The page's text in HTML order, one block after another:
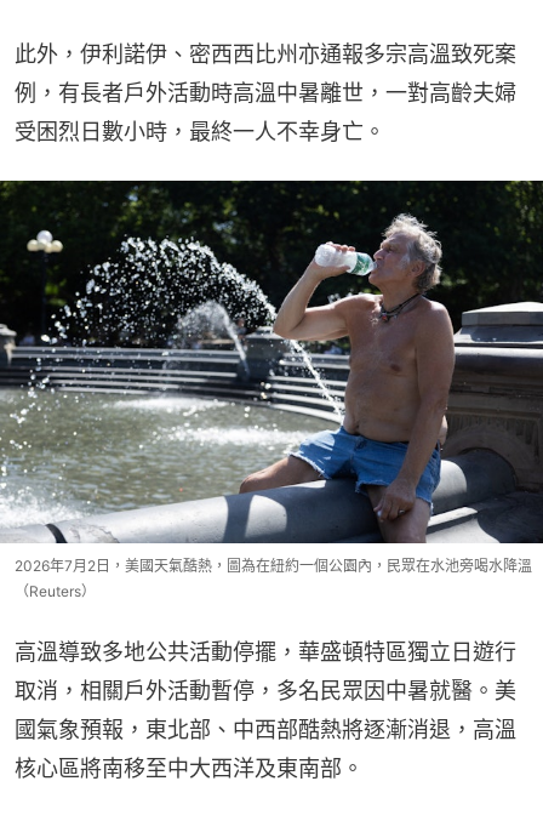
此外，伊利諾伊、密西西比州亦通報多宗高溫致死案
例，有長者戶外活動時高溫中暑離世，一對高齡夫婦
受困烈日數小時，最終一人不幸身亡。
2026年7月2日，美國天氣酷熱，圖為在紐約一個公園內，民眾在水池旁喝水降溫
（Reuters）
高溫導致多地公共活動停擺，華盛頓特區獨立日遊行
取消，相關戶外活動暫停，多名民眾因中暑就醫。美
國氣象預報，東北部、中西部酷熱將逐漸消退，高溫
核心區將南移至中大西洋及東南部。